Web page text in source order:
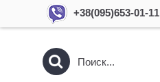
+38(095)653-01-11